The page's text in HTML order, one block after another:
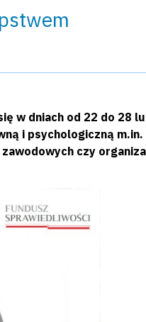
w dniach od 22 do 28
i psychologiczną m.in.
czy